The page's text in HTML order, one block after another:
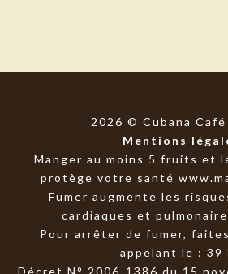
2026 © Cubana
Mentions
Manger au moins 5 fruits et
protège votre santé
Fumer augmente les
cardiaques et
Pour arrêter de fumer,
appelant le : 39